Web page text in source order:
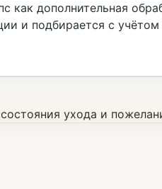
дополнительная
и подбирается с
ухода и